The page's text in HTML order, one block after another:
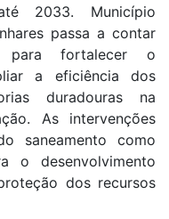
2033. Município
passa a contar
para fortalecer o
a eficiência dos
duradouras na
As intervenções
saneamento como
o desenvolvimento
dos recursos